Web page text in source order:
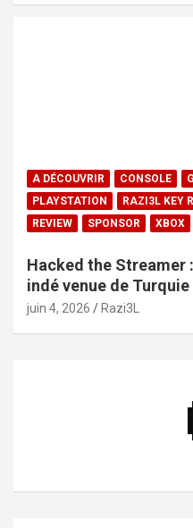
A DÉCOUVRIR CONSOLE
PLAYSTATION
RAZI3L KEY
REVIEW
SPONSOR XBOX
Hacked the Streamer
indé venue de Turquie
juin 4, 2026 Razi3L